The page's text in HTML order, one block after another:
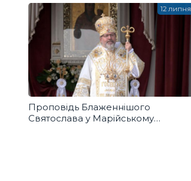
Проповідь Блаженнішого
Святослава у Марійському
12 липня